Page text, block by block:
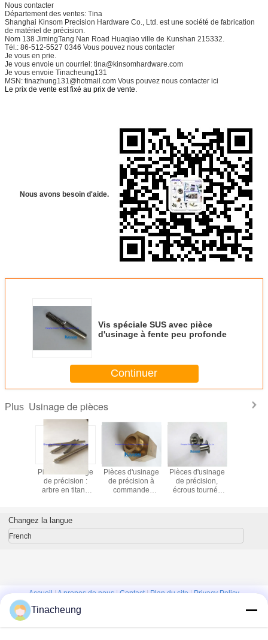
Nous contacter
Département des ventes: Tina
Shanghai Kinsom Precision Hardware Co., Ltd. est une société de fabrication
de matériel de précision.
Nom 138 JimingTang Nan Road Huaqiao ville de Kunshan 215332.
Tél.: 86-512-5527 0346 Vous pouvez nous contacter
Je vous en prie.
Je vous envoie un courriel: tina@kinsomhardware.com
Je vous envoie Tinacheung131
MSN: tinazhung131@hotmail.com Vous pouvez nous contacter ici
Le prix de vente est fixé au prix de vente.
Nous avons besoin d'aide.
Vis spéciale SUS avec pièce
d'usinage à fente peu profonde
Continuer
Plus Usinage de pièces
Pièces d'usinage
de précision :
arbre en titane
Pièces d'usinage
de précision à
commande
Pièces d'usinage
de précision,
écrous tournés
Changez la langue
French
Accueil|A propos de nous|Contact|Plan du site|Privacy Policy
Copyright © 2016 - 2026 Shanghai Kinsom Precision Hardware Co.,ltd.
Tinacheung